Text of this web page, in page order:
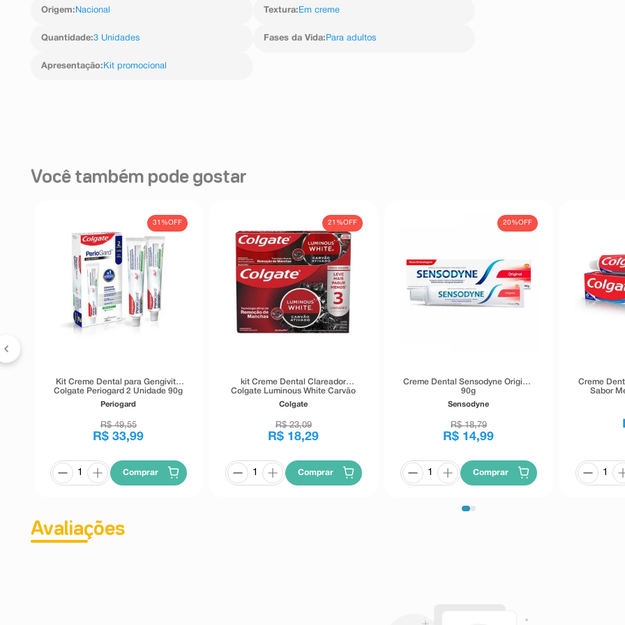
Origem: Nacional Textura: Em creme
Quantidade:3 Unidades Fases da Vida: Para adultos
Apresentação: Kit promocional
Você também pode gostar
31%OFF
Kit Creme Dental para Gengivite
Colgate Periogard 2 Unidade 90g
Periogard
R$ 49,55
R$ 33,99
Comprar
21%OFF
kit Creme Dental Clareador
Colgate Luminous White Carvão
Ativado 3 Unidades 70g Cada
Colgate
R$ 23,09
R$ 18,29
Comprar
20%OFF
Creme Dental Sensodyne Original
90g
Sensodyne
R$ 18,79
R$ 14,99
Comprar
Creme
Sabor
Avaliações